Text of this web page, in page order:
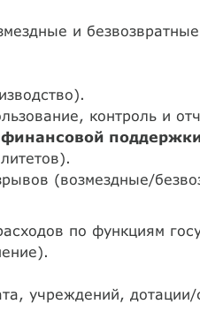
и
контроль и
(возмездные/
по функциям
учреждений, дотации/